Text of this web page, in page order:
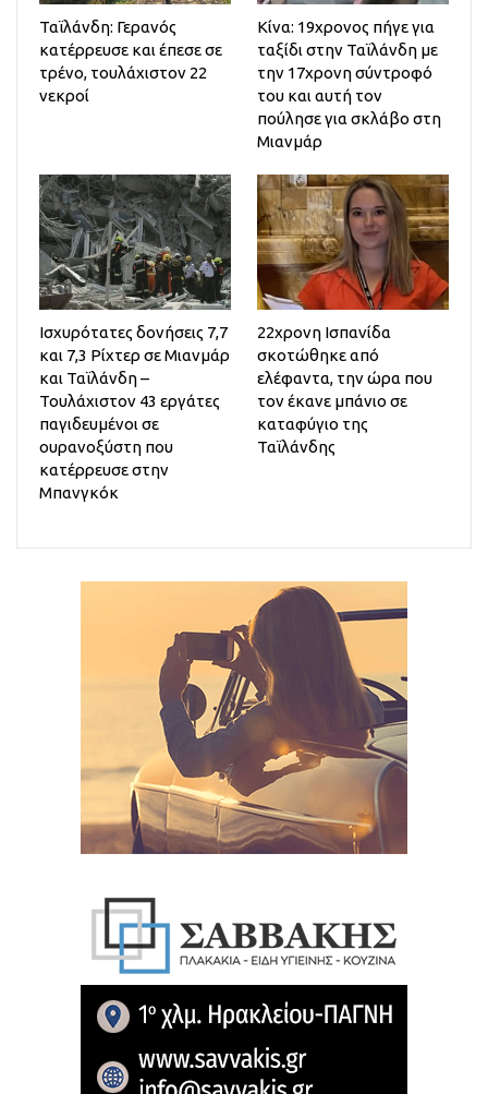
Ταϊλάνδη: Γερανός
κατέρρευσε και έπεσε σε
τρένο, τουλάχιστον 22
νεκροί
Κίνα: 19χρονος πήγε για
ταξίδι στην Ταϊλάνδη με
την 17χρονη σύντροφό
του και αυτή τον
πούλησε για σκλάβο στη
Μιανμάρ
Ισχυρότατες δονήσεις 7,7
και 7,3 Ρίχτερ σε Μιανμάρ
και Ταϊλάνδη –
Τουλάχιστον 43 εργάτες
παγιδευμένοι σε
ουρανοξύστη που
κατέρρευσε στην
Μπανγκόκ
22χρονη Ισπανίδα
σκοτώθηκε από
ελέφαντα, την ώρα που
τον έκανε μπάνιο σε
καταφύγιο της
Ταϊλάνδης